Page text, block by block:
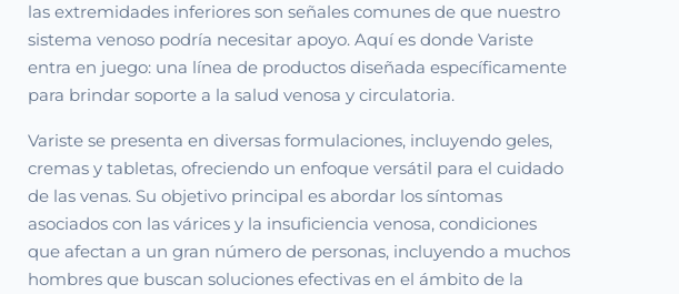
las extremidades inferiores son señales comunes de que nuestro
sistema venoso podría necesitar apoyo. Aquí es donde Variste
entra en juego: una línea de productos diseñada específicamente
para brindar soporte a la salud venosa y circulatoria.
Variste se presenta en diversas formulaciones, incluyendo geles,
cremas y tabletas, ofreciendo un enfoque versátil para el cuidado
de las venas. Su objetivo principal es abordar los síntomas
asociados con las várices y la insuficiencia venosa, condiciones
que afectan a un gran número de personas, incluyendo a muchos
hombres que buscan soluciones efectivas en el ámbito de la